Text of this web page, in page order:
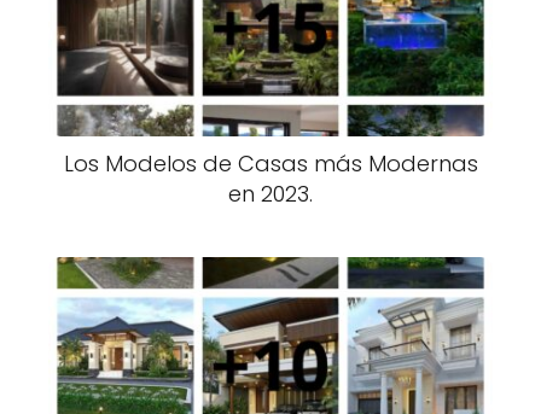
Los Modelos de Casas más Modernas
en 2023.